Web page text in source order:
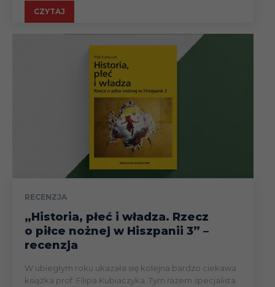
CZYTAJ
RECENZJA
„Historia, płeć i władza. Rzecz
o piłce nożnej w Hiszpanii 3” –
recenzja
W ubiegłym roku ukazała się kolejna bardzo ciekawa
książka prof. Filipa Kubiaczyka. Tym razem specjalista